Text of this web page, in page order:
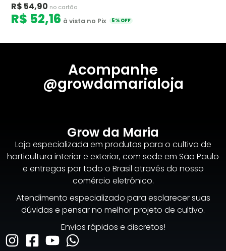
R$ 54,90 no cartão
R$ 52,16 à vista no Pix 5% OFF
Acompanhe
@growdamarialoja
Grow da Maria
Loja especializada em produtos para o cultivo de
horticultura interior e exterior, com sede em São Paulo
e entregas por todo o Brasil através do nosso
comércio eletrônico.
Atendimento especializado para esclarecer suas
dúvidas e pensar no melhor projeto de cultivo.
Envios rápidos e discretos!